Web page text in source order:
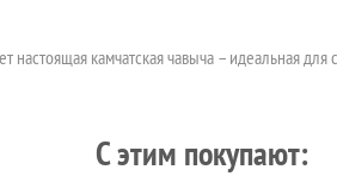
камчатская чавыча – идеальная для
C этим покупают: